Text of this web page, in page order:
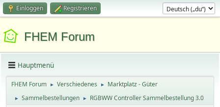
Einloggen Registrieren
FHEM Forum
Hauptmenü
FHEM Forum ► Verschiedenes ► Marktplatz - Güter
► Sammelbestellungen ► RGBWW Controller Sammelbestellung 3.0